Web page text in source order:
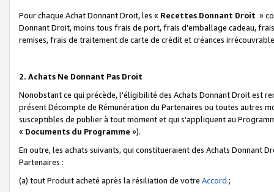
Pour chaque Achat Donnant Droit, les « Recettes Donnant Droit »
Donnant Droit, moins tous frais de port, frais d'emballage cadeau,
remises, frais de traitement de carte de crédit et créances
2. Achats Ne Donnant Pas Droit
Nonobstant ce qui précède, l'éligibilité des Achats Donnant Droit est
présent Décompte de Rémunération du Partenaires ou toutes autres
susceptibles de publier à tout moment et qui s'appliquent au
« Documents du Programme »).
En outre, les achats suivants, qui constitueraient des Achats Donnant
Partenaires :
(a) tout Produit acheté après la résiliation de votre Accord ;